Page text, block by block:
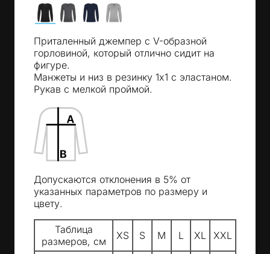
Приталенный джемпер с V-образной
горловиной, который отлично сидит на
фигуре.
Манжеты и низ в резинку 1x1 с эластаном.
Рукав с мелкой проймой.
Допускаются отклонения в 5% от
указанных параметров по размеру и
цвету.
Таблица
размеров, см
XS S M L XL XXL